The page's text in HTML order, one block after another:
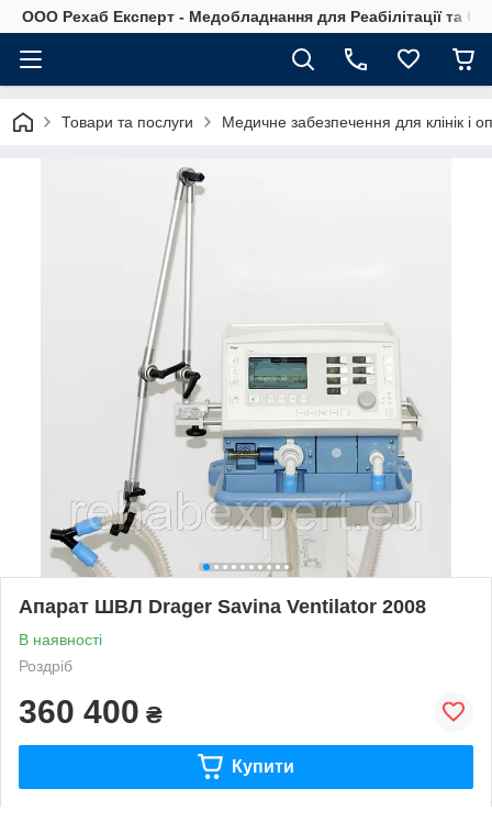
OOO Рехаб Експерт - Медобладнання для Реабілітації та
Товари та послуги Медичне забезпечення для клінік і
Апарат ШВЛ Drager Savina Ventilator 2008
В наявності
Роздріб
360 400 ₴
Купити